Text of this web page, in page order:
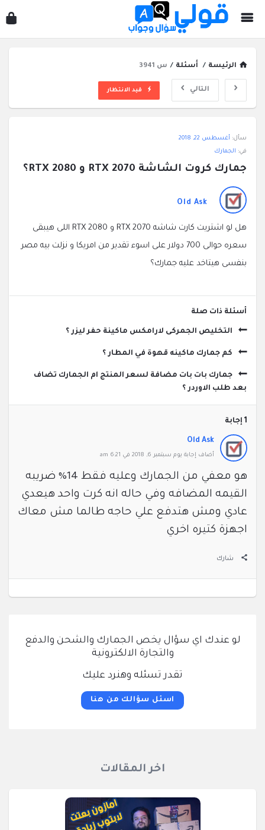
الرئيسة / أسئلة / س 3941
التالي قيد الانتظار
سؤال
وجواب
أسئلة
سأل: أغسطس 22, 2018
في: الجمارك
جمارك كروت الشاشة RTX 2070 و RTX 2080؟
Old Ask
هل لو اشتريت كارت شاشه RTX 2070 و RTX 2080 اللى هيبقى
سعره حوالى 700 دولار على اسوء تقدير من امريكا و نزلت بيه مصر
بنفسى هيتاخد عليه جمارك؟
‫أسئلة ذات صلة
التخليص الجمركى لارامكس ماكينة حفر ليزر ؟
كم جمارك ماكينه قهوة في المطار ؟
جمارك بات بات مضافة لسعر المنتج ام الجمارك تضاف
بعد طلب الاوردر ؟
‫1 إجابة
Old Ask
‫أضاف ‫‫إجابة يوم سبتمبر 6, 2018 في 6:21 am
هو معفي من الجمارك وعليه فقط 14% ضريبه
القيمه المضافه وفي حاله انه كرت واحد هيعدي
عادي ومش هتدفع علي حاجه طالما مش معاك
اجهزة كتيره اخري
شارك
لو عندك اي سؤال يخص الجمارك والشحن والدفع
والتجارة الالكترونية
تقدر تسئله وهنرد عليك
اسئل سؤالك من هنا
اخر المقالات